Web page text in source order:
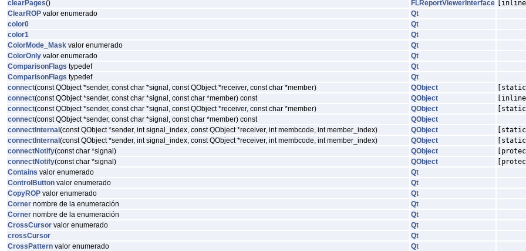
clearPages() FLReportViewerInterface
ClearROP valor enumerado
Qt
color0
Qt
color1
Qt
ColorMode_Mask valor enumerado
Qt
ColorOnly valor enumerado
Qt
ComparisonFlags typedef
Qt
ComparisonFlags typedef
Qt
connect(const QObject *sender, const char *signal, const QObject *receiver, const char *member) QObject
connect(const QObject *sender, const char *signal, const char *member) const QObject
connect(const QObject *sender, const char *signal, const QObject *receiver, const char *member) QObject
connect(const QObject *sender, const char *signal, const char *member) const
QObject
connectInternal (const QObject *sender, int signal_index, const QObject *receiver, int membcode, int member_index) QObject
connectInternal (const QObject *sender, int signal_index, const QObject *receiver, int membcode, int member_index) QObject
connectNotify(const char *signal) QObject
connectNotify(const char *signal) QObject
Contains valor enumerado
Qt
ControlButton valor enumerado
Qt
CopyROP valor enumerado
Qt
Corner nombre de la enumeración
Qt
Corner nombre de la enumeración
Qt
CrossCursor valor enumerado
Qt
crossCursor
Qt
CrossPattern valor enumerado
Qt